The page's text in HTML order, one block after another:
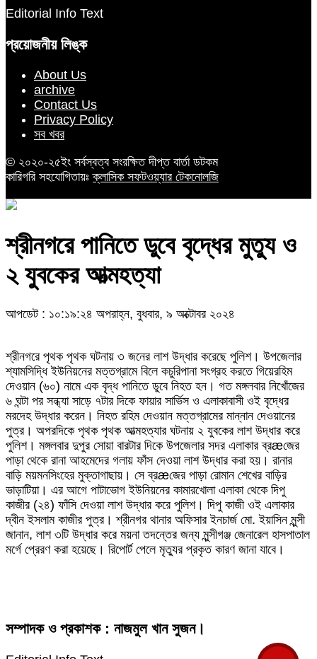
Editorial Info Text
প্রয়োজনীয় লিঙ্ক
About Us
archive
Contact Us
Privacy Policy
সব খবর
© ২০২০-২৫ইং সর্বস্বত্ব সংরক্ষিত দীপ্ত বার্তা ডটকম
কারিগরি সহযোগিতায়ঃক্লাসিক সফটওয়্যার টেকনোলজি
শ্রীনগরে পানিতে ডুবে বৃদ্ধের মুত্যু ও
২ যুবকের আত্মহত্যা
আপডেট : ১০:১৯:২৪ অপরাহ্ন, বুধবার, ৯ অক্টোবর ২০২৪
শ্রীনগরে পৃথক পৃথক ঘটনায় ৩ জনের লাশ উদ্ধার করেছে পুলিশ। উপজেলার
শ্যামসিদ্ধি ইউনিয়নের মত্তগ্রামে বিলে কচুরিপানা সংগ্রহ করতে গিয়েরহিম
দেওয়ান (৬০) নামে এক বৃদ্ধ পানিতে ডুবে নিহত হন। গত মঙ্গলবার নিখোঁজের
৬ ঘন্টা পর সন্ধ্যা সাড়ে ৭টার দিকে ফায়ার সার্ভিস ও এলাকাবাসী ওই বৃদ্ধের
মরদেহ উদ্ধার করেন। নিহত রহিম দেওয়ান মত্তগ্রামের মান্নান দেওয়ানের
পুত্র। অপরদিকে পৃথক পৃথক আত্মহত্যার ঘটনায় ২ যুবকের লাশ উদ্ধার করে
পুলিশ। মঙ্গলবার দুপুর সোয়া বারটার দিকে উপজেলার সদর এলাকার ব্রæজের
পাড়া থেকে রানা আহমেদের গলায় ফাঁস দেওয়া লাশ উদ্ধার করা হয়। রানার
বাড়ি ময়মনসিংহের মুক্তাগাছায়। সে ব্রæজের পাড়া রোমান শেখের বাড়ির
ভাড়াটিয়া। এর আগে পাটাভোগ ইউনিয়নের কামারখোলা এলাকা থেকে দিপু
কাজীর (২৪) ফাঁসি দেওয়া লাশ উদ্ধার করে পুলিশ। দিপু কাজী ওই এলাকার
দ্বীন ইসলাম কাজীর পুত্র। শ্রীনগর থানার অফিসার ইনচার্জ মো. ইয়াসিন মুন্সী
জানান, লাশ ৩টি উদ্ধার করে ময়না তদন্তের জন্য মুন্সীগঞ্জ জেনারেল হাসপাতাল
মর্গে প্রেরণ করা হয়েছে। রিপোর্ট পেলে মৃত্যুর প্রকৃত কারণ জানা যাবে।
সম্পাদক ও প্রকাশক : নাজমুল খান সুজন।